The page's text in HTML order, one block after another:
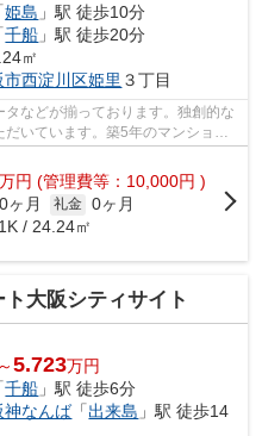
姫島 」駅 徒歩10分
千船 」駅 徒歩20分
㎡
市西淀川区姫里 ３丁目
などが揃っております。独創的な
いています。築5年のマンショ
も...
万円 (管理費等：10,000円 )
0ヶ月 礼金 0ヶ月
/ 24.24㎡
大阪シティサイト
5.723万円
千船 」駅 徒歩6分
神なんば「出来島 」駅 徒歩14